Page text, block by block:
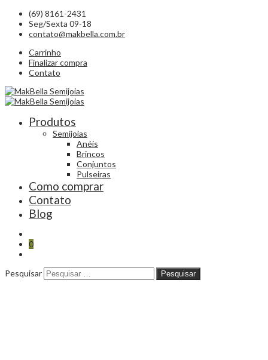
(69) 8161-2431
Seg/Sexta 09-18
contato@makbella.com.br
Carrinho
Finalizar compra
Contato
Produtos
Semijoias
Anéis
Brincos
Conjuntos
Pulseiras
Como comprar
Contato
Blog
0
Pesquisar Pesquisar